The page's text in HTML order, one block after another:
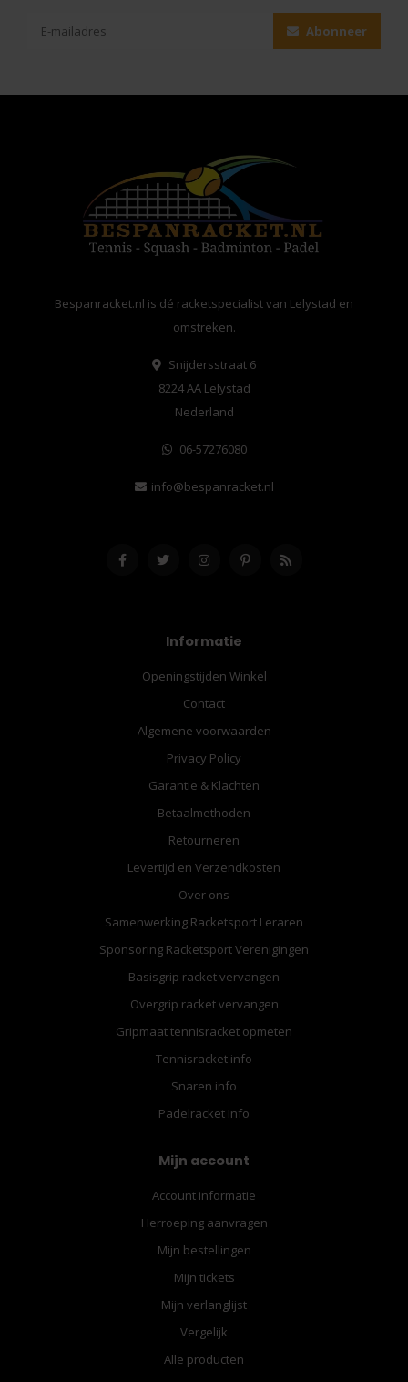
Abonneer
Bespanracket.nl is dé racketspecialist van Lelystad en
omstreken.
Snijdersstraat 6
8224 AA Lelystad
Nederland
06-57276080
info@bespanracket.nl
Informatie
Openingstijden Winkel
Contact
Algemene voorwaarden
Privacy Policy
Garantie & Klachten
Betaalmethoden
Retourneren
Levertijd en Verzendkosten
Over ons
Samenwerking Racketsport Leraren
Sponsoring Racketsport Verenigingen
Basisgrip racket vervangen
Overgrip racket vervangen
Gripmaat tennisracket opmeten
Tennisracket info
Snaren info
Padelracket Info
Mijn account
Account informatie
Herroeping aanvragen
Mijn bestellingen
Mijn tickets
Mijn verlanglijst
Vergelijk
Alle producten